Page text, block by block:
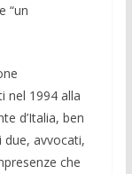
“un
nel 1994 alla
d’Italia, ben
due, avvocati,
che